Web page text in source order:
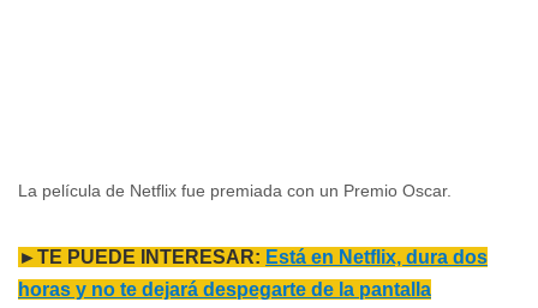
La película de Netflix fue premiada con un Premio Oscar.
►TE PUEDE INTERESAR: Está en Netflix, dura dos
horas y no te dejará despegarte de la pantalla